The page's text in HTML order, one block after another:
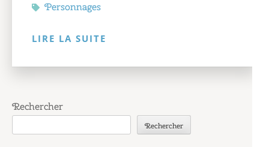
Personnages
LIRE LA SUITE
Rechercher
Rechercher